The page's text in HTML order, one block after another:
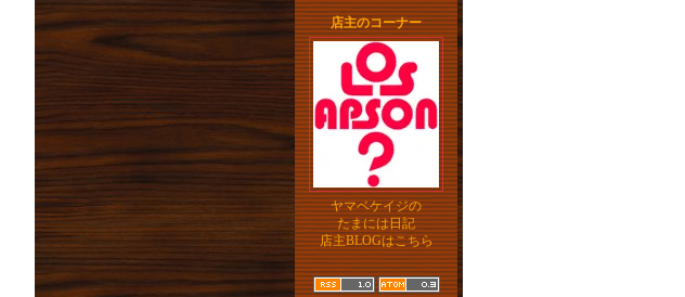
店主のコーナー
ヤマベケイジの
たまには日記
店主BLOGはこちら